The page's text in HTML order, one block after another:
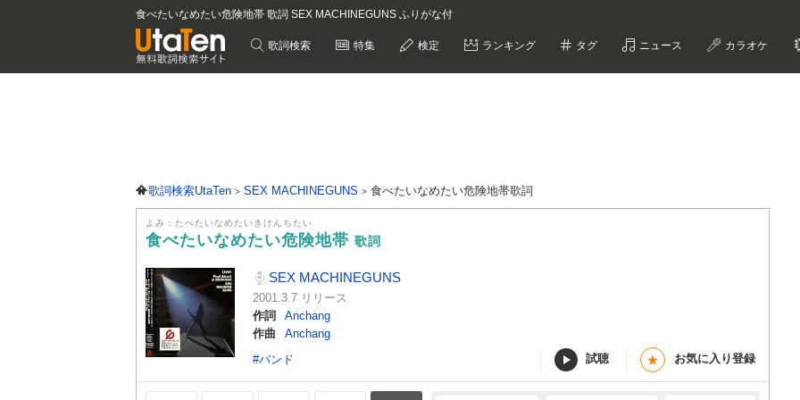
食べたいなめたい危険地帯 歌詞 SEX MACHINEGUNS ふりがな付
歌詞検索 特集 検定 ランキング タグ ニュース カラオケ
歌詞検索UtaTen SEX MACHINEGUNS 食べたいなめたい危険地帯歌詞
よみ：たべたいなめたいきけんちたい
食べたいなめたい危険地帯 歌詞
SEX MACHINEGUNS
2001.3.7 リリース
作詞
Anchang
作曲
Anchang
#バンド
試聴 ★ お気に入り登録